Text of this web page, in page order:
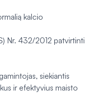
kalcio
Nr. 432/2012 patvirtinti
siekiantis
ir efektyvius maisto